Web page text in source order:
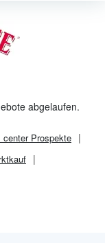
abgelaufen.
centerProspekte